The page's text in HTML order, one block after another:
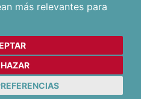
más relevantes para